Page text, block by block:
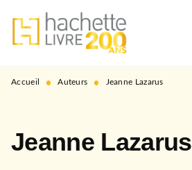
MENU RECHERCHE
PIED DE PAGE
Accueil • Auteurs • Jeanne Lazarus
Jeanne Lazarus